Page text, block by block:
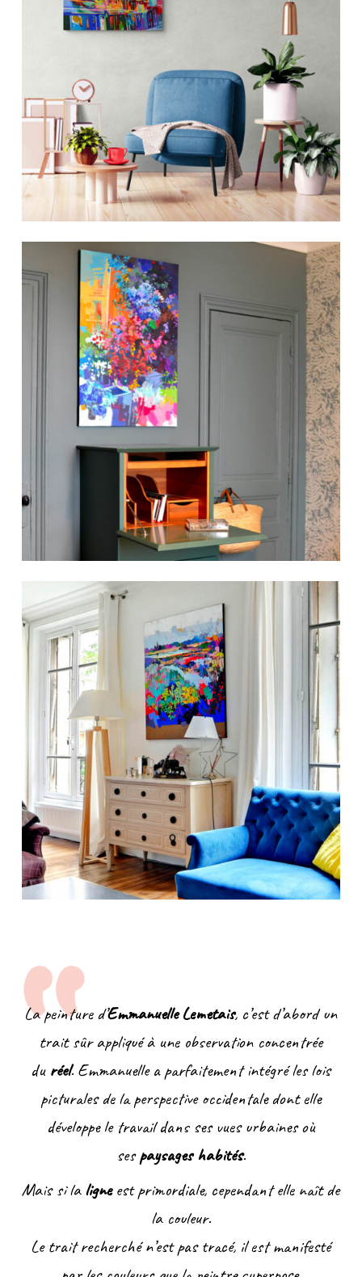
La peinture d’Emmanuelle Lemetais, c’est d’abord un
trait sûr appliqué à une observation concentrée
du réel. Emmanuelle a parfaitement intégré les lois
picturales de la perspective occidentale dont elle
développe le travail dans ses vues urbaines où
sespaysages habités.
Mais si laligneest primordiale, cependant elle naît de
la couleur.
Le trait recherché n’est pas tracé, il est manifesté